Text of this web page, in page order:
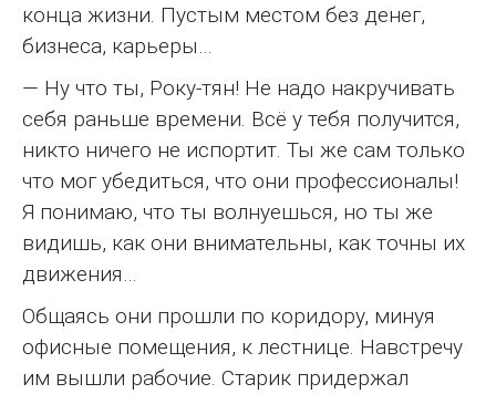
конца жизни. Пустым местом без денег,
бизнеса, карьеры…
— Ну что ты, Року-тян! Не надо накручивать
себя раньше времени. Всё у тебя получится,
никто ничего не испортит. Ты же сам только
что мог убедиться, что они профессионалы!
Я понимаю, что ты волнуешься, но ты же
видишь, как они внимательны, как точны их
движения…
Общаясь они прошли по коридору, минуя
офисные помещения, к лестнице. Навстречу
им вышли рабочие. Старик придержал